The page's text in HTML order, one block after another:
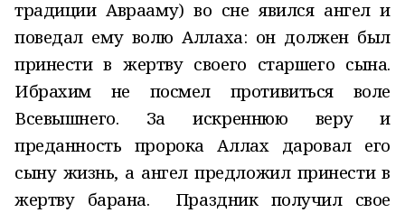
традиции Аврааму) во сне явился ангел и
поведал ему волю Аллаха: он должен был
принести в жертву своего старшего сына.
Ибрахим не посмел противиться воле
Всевышнего. За искреннюю веру и
преданность пророка Аллах даровал его
сыну жизнь, а ангел предложил принести в
жертву барана. Праздник получил свое